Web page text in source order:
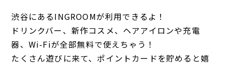
渋谷にあるINGROOMが利用できるよ！
ドリンクバー、新作コスメ、ヘアアイロンや充電
器、Wi-Fiが全部無料で使えちゃう！
たくさん遊びに来て、ポイントカードを貯めると嬉